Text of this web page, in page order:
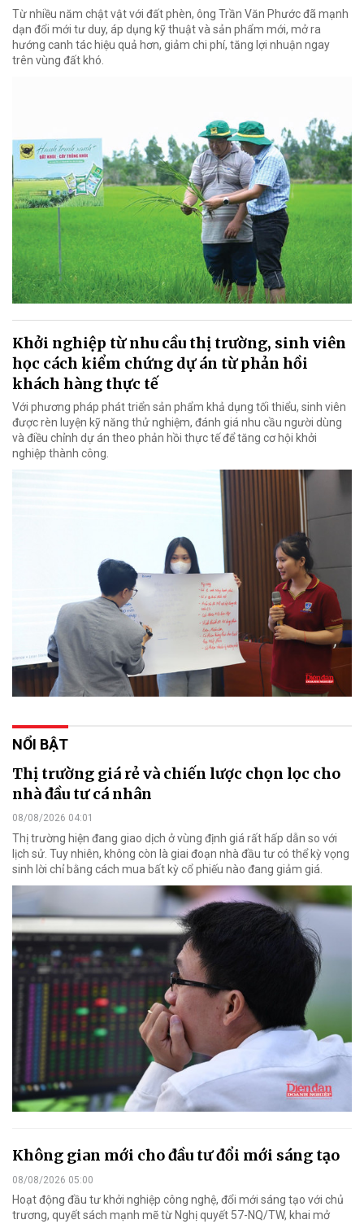
Từ nhiều năm chật vật với đất phèn, ông Trần Văn Phước đã mạnh
dạn đổi mới tư duy, áp dụng kỹ thuật và sản phẩm mới, mở ra
hướng canh tác hiệu quả hơn, giảm chi phí, tăng lợi nhuận ngay
trên vùng đất khó.
Khởi nghiệp từ nhu cầu thị trường, sinh viên
học cách kiểm chứng dự án từ phản hồi
khách hàng thực tế
Với phương pháp phát triển sản phẩm khả dụng tối thiểu, sinh viên
được rèn luyện kỹ năng thử nghiệm, đánh giá nhu cầu người dùng
và điều chỉnh dự án theo phản hồi thực tế để tăng cơ hội khởi
nghiệp thành công.
NỔI BẬT
Thị trường giá rẻ và chiến lược chọn lọc cho
nhà đầu tư cá nhân
08/08/2026 04:01
Thị trường hiện đang giao dịch ở vùng định giá rất hấp dẫn so với
lịch sử. Tuy nhiên, không còn là giai đoạn nhà đầu tư có thể kỳ vọng
sinh lời chỉ bằng cách mua bất kỳ cổ phiếu nào đang giảm giá.
Không gian mới cho đầu tư đổi mới sáng tạo
08/08/2026 05:00
Hoạt động đầu tư khởi nghiệp công nghệ, đổi mới sáng tạo với chủ
trương, quyết sách mạnh mẽ từ Nghị quyết 57-NQ/TW, khai mở